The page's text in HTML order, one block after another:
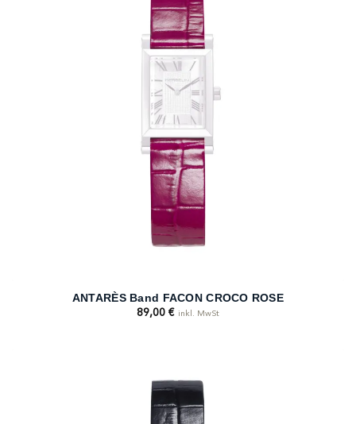
ANTARÈS Band FACON CROCO ROSE
89,00 € inkl. MwSt